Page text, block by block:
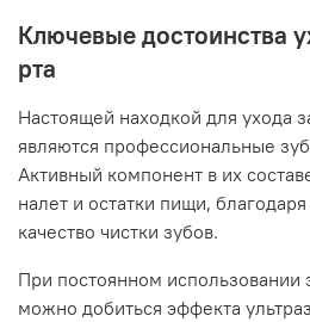
Ключевые достоинства
рта
Настоящей находкой для ухода
являются профессиональные
Активный компонент в их
налет и остатки пищи,
качество чистки зубов.
При постоянном использовании
можно добиться эффекта